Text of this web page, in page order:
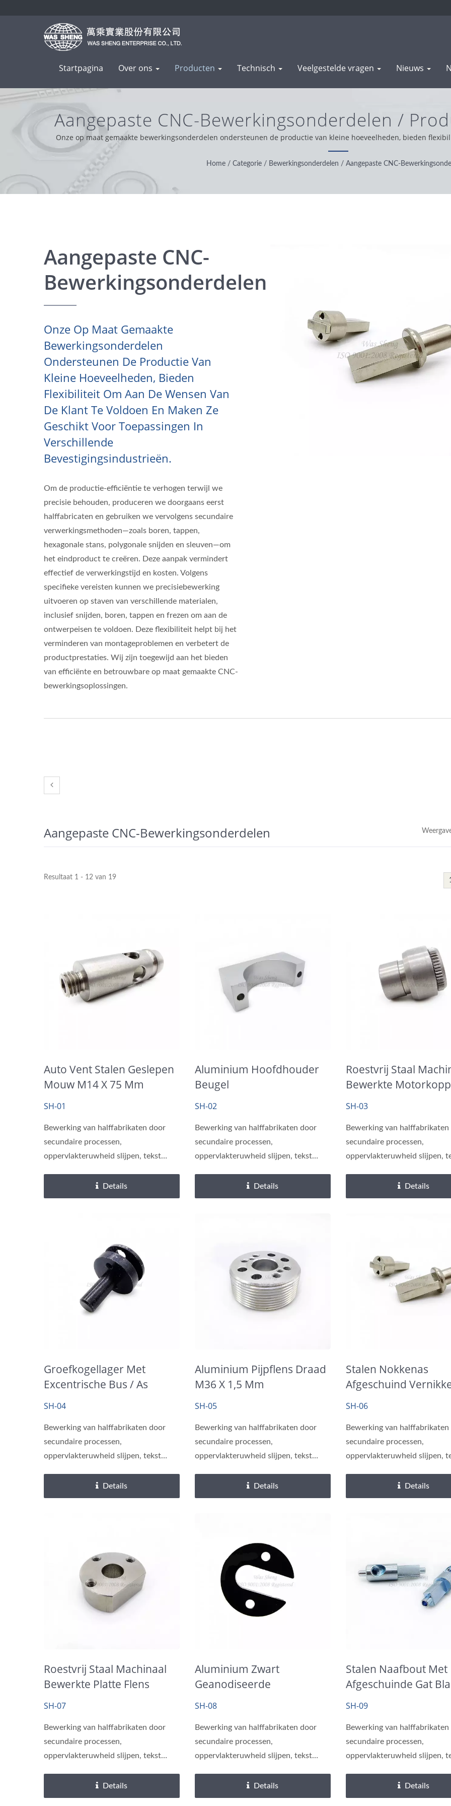
Startpagina Over ons Producten Technisch Veelgestelde vragen Nieuws
Aangepaste CNC-Bewerkingsonderdelen /
Componenten En Bewerkingsonderdelen
Onze op maat gemaakte bewerkingsonderdelen ondersteunen de productie van kleine hoeveelheden, bieden
maken ze geschikt voor toepassingen in verschillende bevestigingsindustrieën. / WAS SHENG werd opgericht in
professioneel, handig en probleemoplossend. Op basis van onze klantenondersteuning wereldwijd, werken we
Home / Categorie / Bewerkingsonderdelen / Aangepaste CNC-
Aangepaste CNC-
Bewerkingsonderdelen
Onze Op Maat Gemaakte
Bewerkingsonderdelen
Ondersteunen De Productie Van
Kleine Hoeveelheden, Bieden
Flexibiliteit Om Aan De Wensen Van
De Klant Te Voldoen En Maken Ze
Geschikt Voor Toepassingen In
Verschillende
Bevestigingsindustrieën.
Om de productie-efficiëntie te verhogen terwijl we
precisie behouden, produceren we doorgaans eerst
halffabricaten en gebruiken we vervolgens secundaire
verwerkingsmethoden—zoals boren, tappen,
hexagonale stans, polygonale snijden en sleuven—om
het eindproduct te creëren. Deze aanpak vermindert
effectief de verwerkingstijd en kosten. Volgens
specifieke vereisten kunnen we precisiebewerking
uitvoeren op staven van verschillende materialen,
inclusief snijden, boren, tappen en frezen om aan de
ontwerpeisen te voldoen. Deze flexibiliteit helpt bij het
verminderen van montageproblemen en verbetert de
productprestaties. Wij zijn toegewijd aan het bieden
van efficiënte en betrouwbare op maat gemaakte CNC-
bewerkingsoplossingen.
Aangepaste CNC-Bewerkingsonderdelen
Resultaat 1 - 12 van 19
Auto Vent Stalen Geslepen
Mouw M14 X 75 Mm
SH-01
Bewerking van halffabrikaten door
secundaire processen,
oppervlakteruwheid slijpen, tekst
Details
Aluminium Hoofdhouder
Beugel
SH-02
Bewerking van halffabrikaten door
secundaire processen,
oppervlakteruwheid slijpen, tekst
Details
Roestvrij Staal
Bewerkte
Moer
SH-03
Bewerking van
secundaire processen,
oppervlakteruwheid slijpen,
Details
Groefkogellager Met
Excentrische Bus / As
SH-04
Bewerking van halffabrikaten door
secundaire processen,
oppervlakteruwheid slijpen, tekst
Details
Aluminium Pijpflens Draad
M36 X 1,5 Mm
SH-05
Bewerking van halffabrikaten door
secundaire processen,
oppervlakteruwheid slijpen, tekst
Details
Stalen Nokkenas
Afgeschuind
Um
SH-06
Bewerking van
secundaire processen,
oppervlakteruwheid slijpen,
Details
Roestvrij Staal Machinaal
Bewerkte Platte Flens
SH-07
Bewerking van halffabrikaten door
secundaire processen,
oppervlakteruwheid slijpen, tekst
Details
Aluminium Zwart
Geanodiseerde
Aangepaste Retentie Naaf
SH-08
Bewerking van halffabrikaten door
secundaire processen,
oppervlakteruwheid slijpen, tekst
Details
Stalen Naafbout Met
Afgeschuinde Gat
Verzinkt
SH-09
Bewerking van
secundaire processen,
oppervlakteruwheid slijpen,
Details